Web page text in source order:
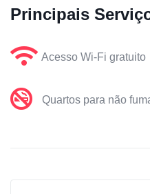
Principais
Acesso Wi-Fi gratuito
Quartos para não